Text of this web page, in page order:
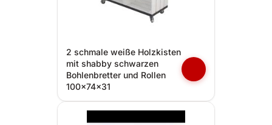
2 schmale weiße Holzkisten
mit shabby schwarzen
Bohlenbretter und Rollen
100x74x31